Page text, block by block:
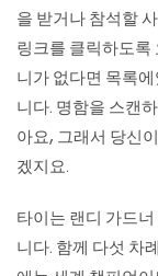
을 받거나 참석할
링크를 클릭하도록
니가 없다면 목록
니다. 명함을 스캔
아요, 그래서 당신
겠지요.
타이는 랜디 가드너
니다. 함께 다섯 차